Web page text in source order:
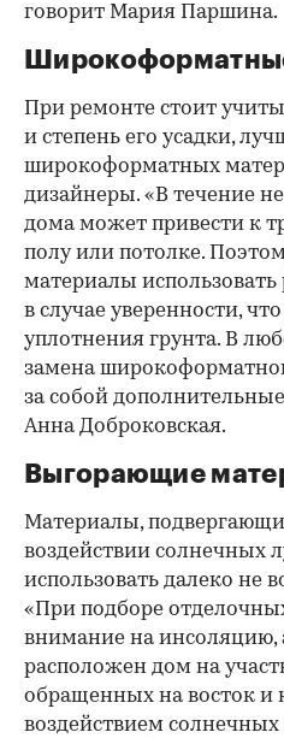
говорит Мария Паршина.
При ремонте стоит
и степень его усадки,
широкоформатных
дизайнеры. «В течение
дома может привести к
полу или потолке.
материалы использовать
в случае уверенности,
уплотнения грунта. В
замена
за собой
Анна Доброковская.
Выгорающие
Материалы,
воздействии солнечных
использовать далеко не
«При подборе
внимание на инсоляцию,
расположен дом на
обращенных на восток и
воздействием